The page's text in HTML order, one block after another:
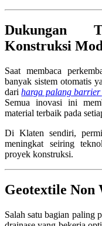
Dukungan
Konstruksi
Saat membaca
banyak sistem otomatis
dariharga palang barrier
Semua inovasi ini
material terbaik pada
Di Klaten sendiri,
meningkat seiring
proyek konstruksi.
Geotextile Non
Salah satu bagian paling